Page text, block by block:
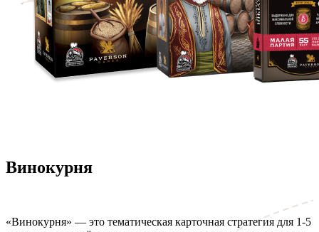
Винокурня
«Винокурня» — это тематическая карточная стратегия для 1-5